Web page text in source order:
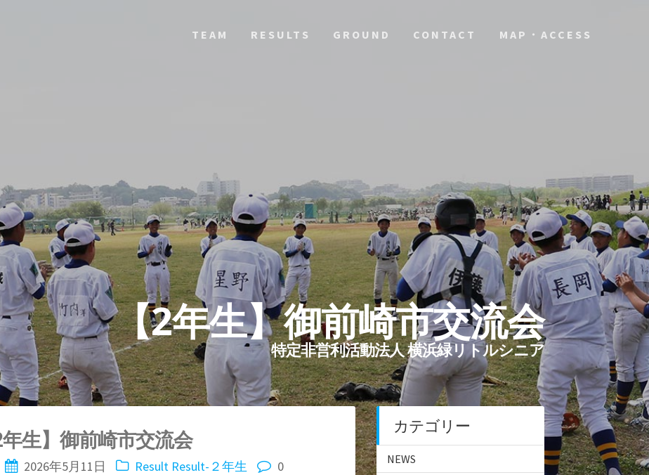
TEAM RESULTS GROUND CONTACT MAP・ACCESS
【2年生】御前崎市交流会
特定非営利活動法人 横浜緑リトルシニア
年生】御前崎市交流会
2026年5月11日 Result Result-２年生 0
カテゴリー
NEWS